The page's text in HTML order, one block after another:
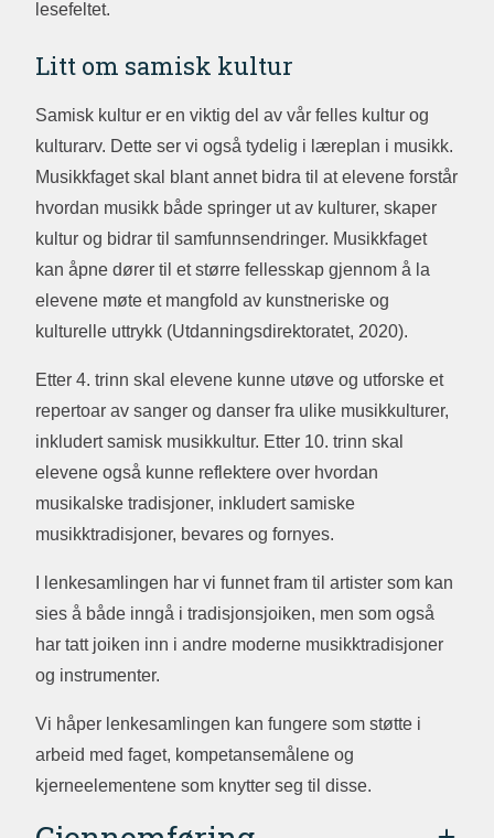
lesefeltet.
Litt om samisk kultur
Samisk kultur er en viktig del av vår felles kultur og
kulturarv. Dette ser vi også tydelig i læreplan i musikk.
Musikkfaget skal blant annet bidra til at elevene forstår
hvordan musikk både springer ut av kulturer, skaper
kultur og bidrar til samfunnsendringer. Musikkfaget
kan åpne dører til et større fellesskap gjennom å la
elevene møte et mangfold av kunstneriske og
kulturelle uttrykk (Utdanningsdirektoratet, 2020).
Etter 4. trinn skal elevene kunne utøve og utforske et
repertoar av sanger og danser fra ulike musikkulturer,
inkludert samisk musikkultur. Etter 10. trinn skal
elevene også kunne reflektere over hvordan
musikalske tradisjoner, inkludert samiske
musikktradisjoner, bevares og fornyes.
I lenkesamlingen har vi funnet fram til artister som kan
sies å både inngå i tradisjonsjoiken, men som også
har tatt joiken inn i andre moderne musikktradisjoner
og instrumenter.
Vi håper lenkesamlingen kan fungere som støtte i
arbeid med faget, kompetansemålene og
kjerneelementene som knytter seg til disse.